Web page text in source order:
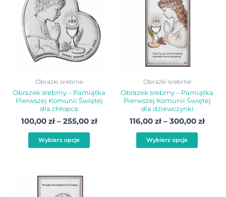
Obrazki srebrne
Obrazek srebrny – Pamiątka
Pierwszej Komunii Świętej
dla chłopca
100,00 zł – 255,00 zł
255,00 zł
Wybierz opcje
wiele
wariantów.
Opcje
na
stronie
produktu
Obrazki srebrne
Obrazek srebrny – Pamiątka
Pierwszej Komunii Świętej
dla dziewczynki
116,00 zł – 300,00 zł
Wybierz opcje
na